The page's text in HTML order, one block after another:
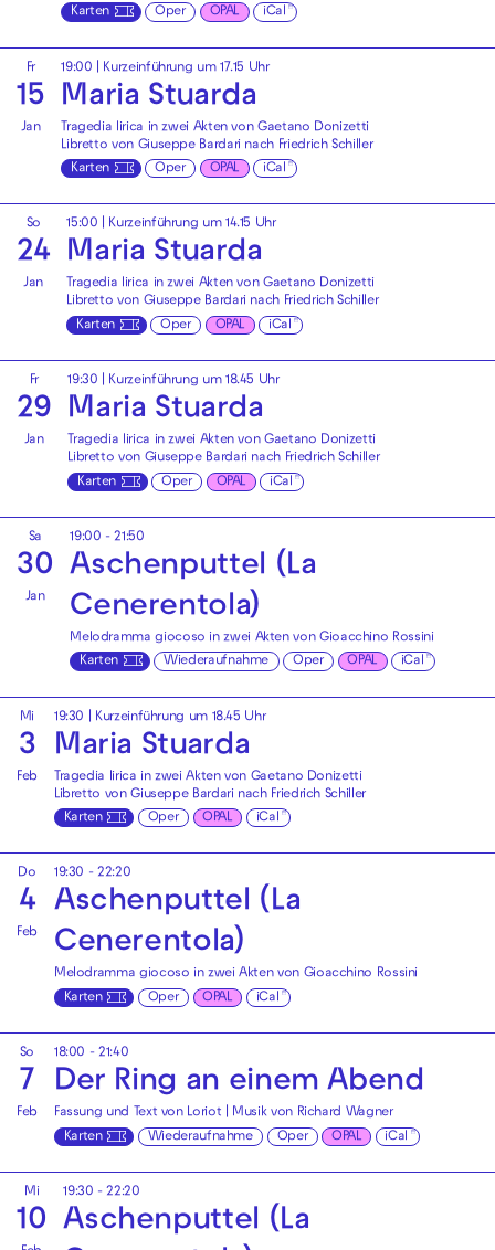
Karten
Oper OPAL iCal
Fr
15
Jan
19:00 | Kurzeinführung um 17.15 Uhr
Maria Stuarda
Tragedia lirica in zwei Akten von Gaetano Donizetti
Libretto von Giuseppe Bardari nach Friedrich Schiller
Karten
Oper OPAL iCal
So
24
Jan
15:00 | Kurzeinführung um 14.15 Uhr
Maria Stuarda
Tragedia lirica in zwei Akten von Gaetano Donizetti
Libretto von Giuseppe Bardari nach Friedrich Schiller
Karten
Oper OPAL iCal
Fr
29
Jan
19:30 | Kurzeinführung um 18.45 Uhr
Maria Stuarda
Tragedia lirica in zwei Akten von Gaetano Donizetti
Libretto von Giuseppe Bardari nach Friedrich Schiller
Karten
Oper OPAL iCal
Sa
30
Jan
19:00 - 21:50
Aschenputtel (La
Cenerentola)
Melodramma giocoso in zwei Akten von Gioacchino Rossini
Karten
Wiederaufnahme Oper OPAL iCal
Mi
3
Feb
19:30 | Kurzeinführung um 18.45 Uhr
Maria Stuarda
Tragedia lirica in zwei Akten von Gaetano Donizetti
Libretto von Giuseppe Bardari nach Friedrich Schiller
Karten
Oper OPAL iCal
Do
4
Feb
19:30 - 22:20
Aschenputtel (La
Cenerentola)
Melodramma giocoso in zwei Akten von Gioacchino Rossini
Karten
Oper OPAL iCal
So
7
Feb
18:00 - 21:40
Der Ring an einem Abend
Fassung und Text von Loriot | Musik von Richard Wagner
Karten
Wiederaufnahme Oper OPAL iCal
Mi
10
19:30 - 22:20
Aschenputtel (La